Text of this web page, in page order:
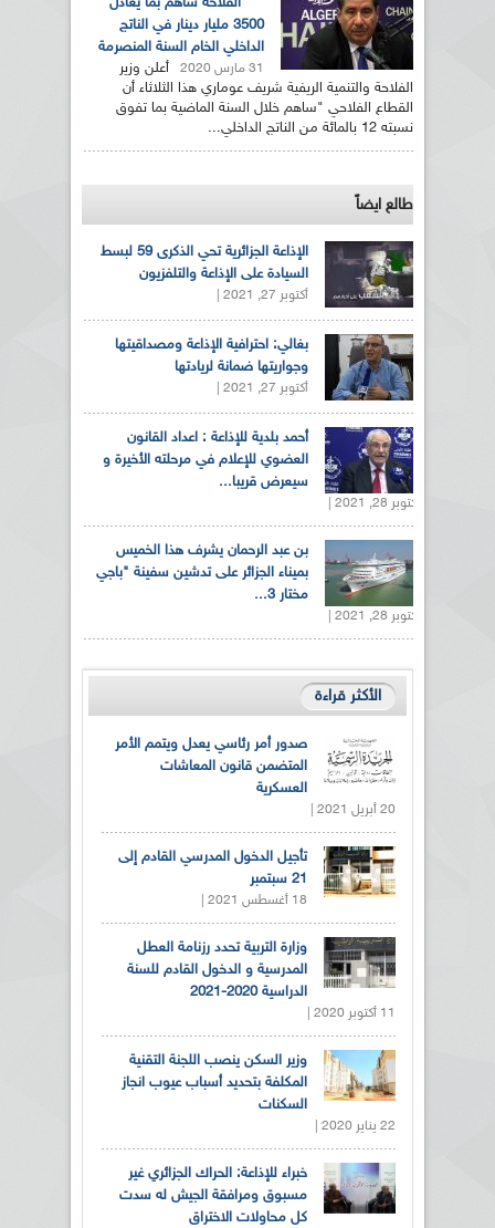
الفلاحة ساهم بما يعادل
3500 مليار دينار في الناتج
الداخلي الخام السنة المنصرمة
31 مارس 2020
أعلن وزير
الفلاحة والتنمية الريفية شريف عوماري هذا الثلاثاء أن
القطاع الفلاحي "ساهم خلال السنة الماضية بما تفوق
نسبته 12 بالمائة من الناتج الداخلي...
طالع ايضاً
الإذاعة الجزائرية تحي الذكرى 59 لبسط
السيادة على الإذاعة والتلفزيون
أكتوبر 27, 2021 |
بغالي: احترافية الإذاعة ومصداقيتها
وجواريتها ضمانة لريادتها
أكتوبر 27, 2021 |
أحمد بلدية للإذاعة : اعداد القانون
العضوي للإعلام في مرحلته الأخيرة و
سيعرض قريبا...
أكتوبر 28, 2021 |
بن عبد الرحمان يشرف هذا الخميس
بميناء الجزائر على تدشين سفينة "باجي
مختار 3...
أكتوبر 28, 2021 |
الأكثر قراءة
صدور أمر رئاسي يعدل ويتمم الأمر
المتضمن قانون المعاشات
العسكرية
20 أبريل 2021 |
تأجيل الدخول المدرسي القادم إلى
21 سبتمبر
18 أغسطس 2021 |
وزارة التربية تحدد رزنامة العطل
المدرسية و الدخول القادم للسنة
الدراسية 2020-2021
11 أكتوبر 2020 |
وزير السكن ينصب اللجنة التقنية
المكلفة بتحديد أسباب عيوب انجاز
السكنات
22 يناير 2020 |
خبراء للإذاعة: الحراك الجزائري غير
مسبوق ومرافقة الجيش له سدت
كل محاولات الاختراق